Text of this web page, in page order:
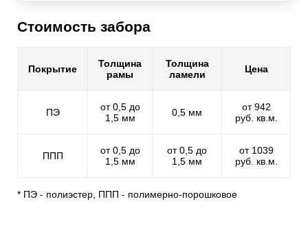
Стоимость забора
Покрытие
Толщина
рамы
Толщина
ламели
Цена
ПЭ
от 0,5 до
1,5 мм
0,5 мм
от 942
руб. кв.м.
ППП
от 0,5 до
1,5 мм
от 0,5 до
1,5 мм
от 1039
руб. кв.м.
* ПЭ - полиэстер, ППП - полимерно-порошковое